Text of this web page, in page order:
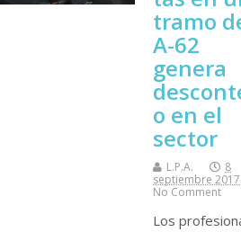
tramo
A-62
genera
o en el
sector
L.P.A.
8
septiembre 2017
No Comment
Los